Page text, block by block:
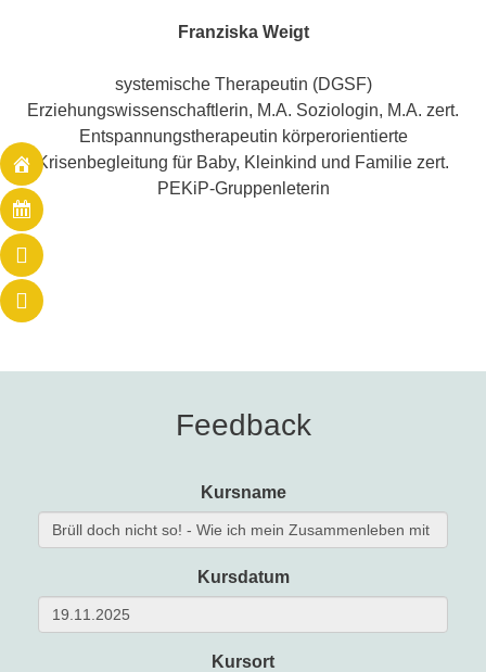
Franziska Weigt
systemische Therapeutin (DGSF)
Erziehungswissenschaftlerin, M.A. Soziologin, M.A. zert.
Entspannungstherapeutin körperorientierte
Krisenbegleitung für Baby, Kleinkind und Familie zert.
PEKiP-Gruppenleterin
Feedback
Kursname
Kursdatum
Kursort